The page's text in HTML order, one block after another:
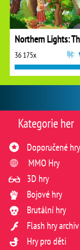
Kategorie her
Doporučené hry
MMO Hry
3D hry
Bojové hry
Brutální hry
Flash hry archiv
Hry pro děti
36 175x